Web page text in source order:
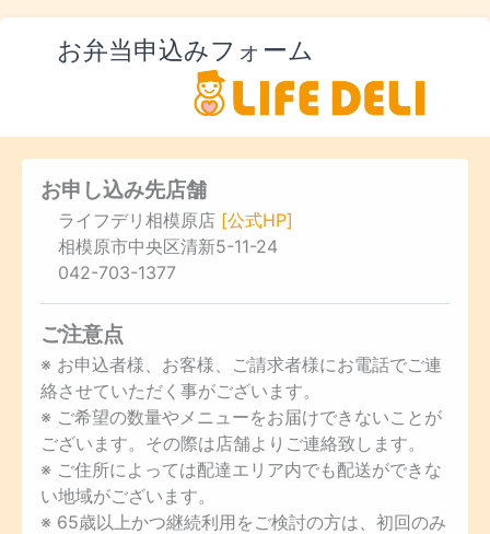
お弁当申込みフォーム
お申し込み先店舗
ライフデリ相模原店 [公式HP]
相模原市中央区清新5-11-24
042-703-1377
ご注意点
※ お申込者様、お客様、ご請求者様にお電話でご連
絡させていただく事がございます。
※ ご希望の数量やメニューをお届けできないことが
ございます。その際は店舗よりご連絡致します。
※ ご住所によっては配達エリア内でも配送ができな
い地域がございます。
※ 65歳以上かつ継続利用をご検討の方は、初回のみ